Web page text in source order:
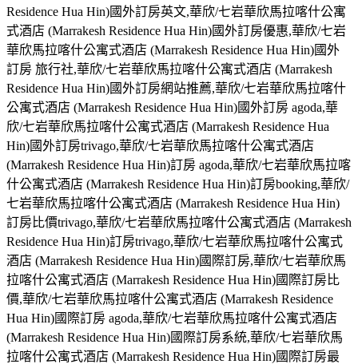
Residence Hua Hin)國外訂房英文,華欣/七岩華欣馬拉喀什公寓
式酒店 (Marrakesh Residence Hua Hin)國外訂房優惠,華欣/七岩
華欣馬拉喀什公寓式酒店 (Marrakesh Residence Hua Hin)國外
訂房 旅行社,華欣/七岩華欣馬拉喀什公寓式酒店 (Marrakesh
Residence Hua Hin)國外訂房網站推薦,華欣/七岩華欣馬拉喀什
公寓式酒店 (Marrakesh Residence Hua Hin)國外訂房 agoda,華
欣/七岩華欣馬拉喀什公寓式酒店 (Marrakesh Residence Hua
Hin)國外訂房trivago,華欣/七岩華欣馬拉喀什公寓式酒店
(Marrakesh Residence Hua Hin)訂房 agoda,華欣/七岩華欣馬拉喀
什公寓式酒店 (Marrakesh Residence Hua Hin)訂房booking,華欣/
七岩華欣馬拉喀什公寓式酒店 (Marrakesh Residence Hua Hin)
訂房比價trivago,華欣/七岩華欣馬拉喀什公寓式酒店 (Marrakesh
Residence Hua Hin)訂房trivago,華欣/七岩華欣馬拉喀什公寓式
酒店 (Marrakesh Residence Hua Hin)國際訂房,華欣/七岩華欣馬
拉喀什公寓式酒店 (Marrakesh Residence Hua Hin)國際訂房比
價,華欣/七岩華欣馬拉喀什公寓式酒店 (Marrakesh Residence
Hua Hin)國際訂房 agoda,華欣/七岩華欣馬拉喀什公寓式酒店
(Marrakesh Residence Hua Hin)國際訂房系統,華欣/七岩華欣馬
拉喀什公寓式酒店 (Marrakesh Residence Hua Hin)國際訂房最